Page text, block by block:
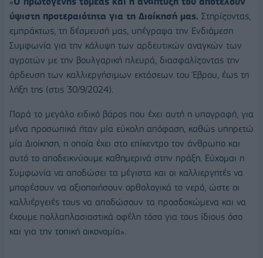
ύψιστη προτεραιότητα για τη Διοίκησή μας. Στηρίζοντας,
εμπράκτως, τη δέσμευσή μας, υπέγραψα την Ενδιάμεση
Συμφωνία για την κάλυψη των αρδευτικών αναγκών των
αγροτών με την βουλγαρική πλευρά, διασφαλίζοντας την
άρδευση των καλλιεργήσιμων εκτάσεων του Έβρου, έως τη
λήξη της (στις 30/9/2024).
Παρά το μεγάλο ειδικό βάρος που έχει αυτή η υπογραφή, για
μένα προσωπικά ήταν μία εύκολη απόφαση, καθώς υπηρετώ
μία Διοίκηση, η οποία έχει στο επίκεντρο τον άνθρωπο και
αυτό το αποδεικνύουμε καθημερινά στην πράξη. Εύχομαι η
Συμφωνία να αποδώσει τα μέγιστα και οι καλλιεργητές να
μπορέσουν να αξιοποιήσουν ορθολογικά το νερό, ώστε οι
καλλιέργειές τους να αποδώσουν τα προσδοκώμενα και να
έχουμε πολλαπλασιαστικά οφέλη τόσο για τους ίδιους όσο
και για την τοπική οικονομία».